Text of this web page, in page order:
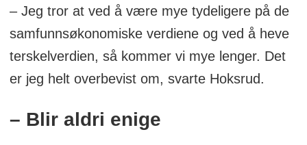
– Jeg tror at ved å være mye tydeligere på de
samfunnsøkonomiske verdiene og ved å heve
terskelverdien, så kommer vi mye lenger. Det
er jeg helt overbevist om, svarte Hoksrud.
– Blir aldri enige